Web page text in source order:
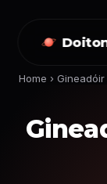
Home ›